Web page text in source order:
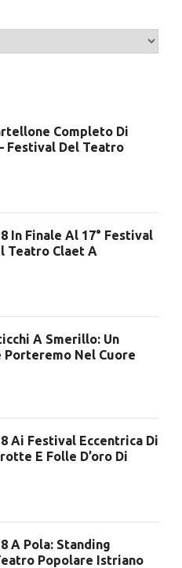
Completo Di
Festival Del Teatro
In Finale Al 17° Festival
Teatro Claet A
A Smerillo: Un
Porteremo Nel Cuore
Ai Festival Eccentrica Di
E Folle D’oro Di
A Pola: Standing
Popolare Istriano